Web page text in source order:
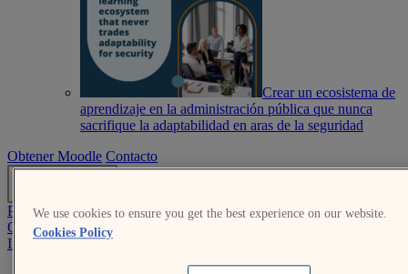
Crear un ecosistema de
aprendizaje en la administración pública que nunca
sacrifique la adaptabilidad en aras de la seguridad
Obtener Moodle Contacto
Presentar una RFP
Obtener Moodle
Iniciar sesión
We use cookies to ensure you get the best experience on our website.
Cookies Policy